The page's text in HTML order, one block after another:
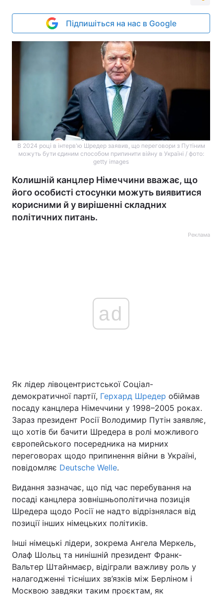
Підпишіться на нас в Google
В 2024 році в інтерв'ю Шредер заявив, що переговори з Путіним
можуть бути єдиним способом припинити війну в Україні / фото:
getty images
Колишній канцлер Німеччини вважає, що
його особисті стосунки можуть виявитися
корисними й у вирішенні складних
політичних питань.
Реклама
ad
Як лідер лівоцентристської Соціал-
демократичної партії, Герхард Шредер обіймав
посаду канцлера Німеччини у 1998–2005 роках.
Зараз президент Росії Володимир Путін заявляє,
що хотів би бачити Шредера в ролі можливого
європейського посередника на мирних
переговорах щодо припинення війни в Україні,
повідомляє Deutsche Welle.
Видання зазначає, що під час перебування на
посаді канцлера зовнішньополітична позиція
Шредера щодо Росії не надто відрізнялася від
позиції інших німецьких політиків.
Інші німецькі лідери, зокрема Ангела Меркель,
Олаф Шольц та нинішній президент Франк-
Вальтер Штайнмаєр, відіграли важливу роль у
налагодженні тісніших зв’язків між Берліном і
Москвою завдяки таким проєктам, як